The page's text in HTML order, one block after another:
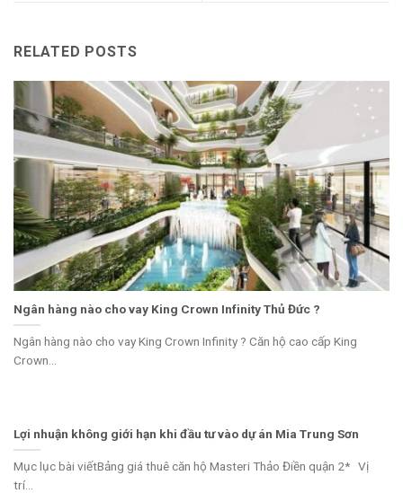
RELATED POSTS
Ngân hàng nào cho vay King Crown Infinity Thủ Đức ?
Ngân hàng nào cho vay King Crown Infinity ? Căn hộ cao cấp King
Crown...
Lợi nhuận không giới hạn khi đầu tư vào dự án Mia Trung Sơn
Mục lục bài viếtBảng giá thuê căn hộ Masteri Thảo Điền quận 2* Vị
trí...